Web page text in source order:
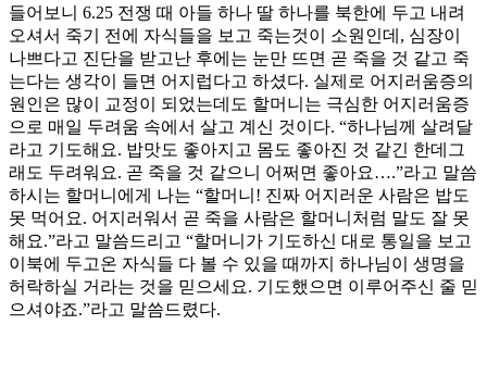
들어보니 6.25 전쟁 때 아들 하나 딸 하나를 북한에 두고 내려
오셔서 죽기 전에 자식들을 보고 죽는것이 소원인데, 심장이
나쁘다고 진단을 받고난 후에는 눈만 뜨면 곧 죽을 것 같고 죽
는다는 생각이 들면 어지럽다고 하셨다. 실제로 어지러움증의
원인은 많이 교정이 되었는데도 할머니는 극심한 어지러움증
으로 매일 두려움 속에서 살고 계신 것이다. “하나님께 살려달
라고 기도해요. 밥맛도 좋아지고 몸도 좋아진 것 같긴 한데그
래도 두려워요. 곧 죽을 것 같으니 어쩌면 좋아요….”라고 말씀
하시는 할머니에게 나는 “할머니! 진짜 어지러운 사람은 밥도
못 먹어요. 어지러워서 곧 죽을 사람은 할머니처럼 말도 잘 못
해요.”라고 말씀드리고 “할머니가 기도하신 대로 통일을 보고
이북에 두고온 자식들 다 볼 수 있을 때까지 하나님이 생명을
허락하실 거라는 것을 믿으세요. 기도했으면 이루어주신 줄 믿
으셔야죠.”라고 말씀드렸다.